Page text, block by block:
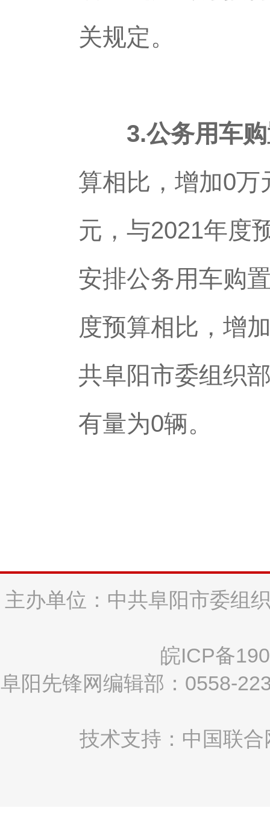
关规定。
3.公务用车购
算相比，增加0
元，与2021年度
安排公务用车购
度预算相比，增
共阜阳市委组织
有量为0辆。
主办单位：中共阜阳市委组
皖ICP备
阜阳先锋网编辑部：0558-
技术支持：中国联